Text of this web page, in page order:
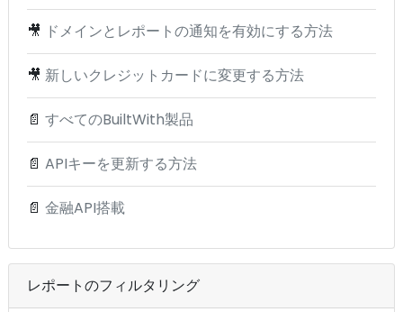
🎥 ドメインとレポートの通知を有効にする方法
🎥 新しいクレジットカードに変更する方法
📄 すべてのBuiltWith製品
📄 APIキーを更新する方法
📄 金融API搭載
レポートのフィルタリング